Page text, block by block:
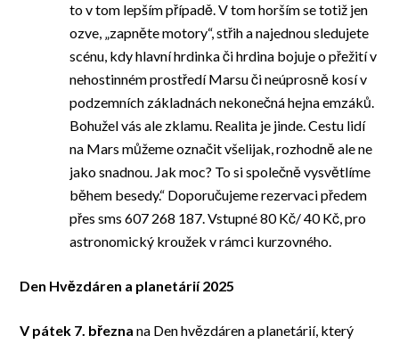
to v tom lepším případě. V tom horším se totiž jen
ozve, „zapněte motory“, střih a najednou sledujete
scénu, kdy hlavní hrdinka či hrdina bojuje o přežití v
nehostinném prostředí Marsu či neúprosně kosí v
podzemních základnách nekonečná hejna emzáků.
Bohužel vás ale zklamu. Realita je jinde. Cestu lidí
na Mars můžeme označit všelijak, rozhodně ale ne
jako snadnou. Jak moc? To si společně vysvětlíme
během besedy.“ Doporučujeme rezervaci předem
přes sms 607 268 187. Vstupné 80 Kč/ 40 Kč, pro
astronomický kroužek v rámci kurzovného.
Den Hvězdáren a planetárií 2025
V pátek 7. března na Den hvězdáren a planetárií, který